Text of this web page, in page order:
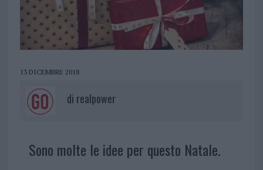
13 DICEMBRE 2018
di realpower
Sono molte le idee per questo Natale.